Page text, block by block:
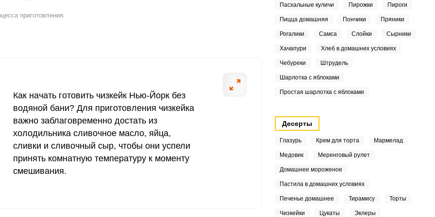
90 мкг 0.7
15 мг 38.6
50 мг 14.5
120 мкг
приготовления.
Как начать готовить чизкейк Нью-Йорк без
водяной бани? Для приготовления чизкейка
важно заблаговременно достать из
холодильника сливочное масло, яйца,
сливки и сливочный сыр, чтобы они успели
принять комнатную температуру к моменту
смешивания.
Пасхальные куличи Пирожки Пироги
Пицца домашняя Пончики Пряники
Рогалики Самса Слойки Сырники
Хачапури Хлеб в домашних условиях
Чебуреки Штрудель
Шарлотка с яблоками
Простая шарлотка с яблоками
Десерты
Глазурь Крем для торта Мармелад
Медовик Меренговый рулет
Домашнее мороженое
Пастила в домашних условиях
Печенье домашнее Тирамису Торты
Чизкейки Цукаты Эклеры
ВХОД НА САЙТ РЕГИСТРАЦИЯ
с помощью социальных сетей:
ШАГ
2 ИЗ 14